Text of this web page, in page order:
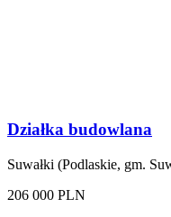
Działka budowlana
Suwałki (Podlaskie, gm.
206 000 PLN